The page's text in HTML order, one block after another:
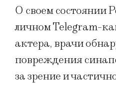
О своем состоянии
личном Telegram-
актера, врачи
повреждения
за зрение и